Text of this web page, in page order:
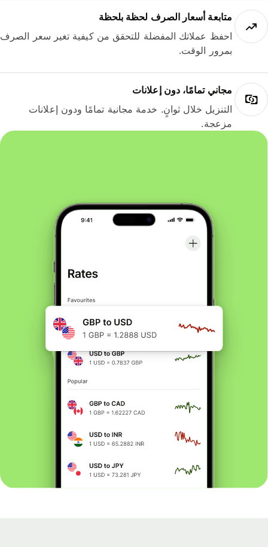
متابعة أسعار الصرف لحظة بلحظة
احفظ عملاتك المفضلة للتحقق من كيفية تغير سعر الصرف
بمرور الوقت.
مجاني تمامًا، دون إعلانات
التنزيل خلال ثوانٍ. خدمة مجانية تمامًا ودون إعلانات
مزعجة.